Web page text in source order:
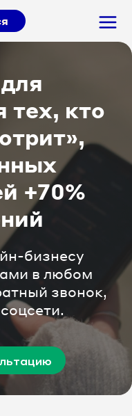
тех, кто
+70%
бизнесу
в любом
звонок,